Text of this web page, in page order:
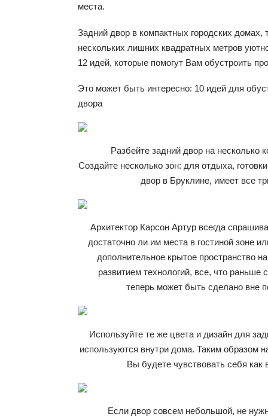
места.
Задний двор в компактных городских домах,
нескольких лишних квадратных метров
12 идей, которые помогут Вам обустроить
Это может быть интересно: 10 идей для
двора
Разбейте задний двор на несколько
Создайте несколько зон: для отдыха,
двор в Бруклине, имеет все
Архитектор Карсон Артур всегда
достаточно ли им места в гостиной зоне
дополнительное крытое пространство
развитием технологий, все, что раньше
теперь может быть сделано вне
Используйте те же цвета и дизайн для
используются внутри дома. Таким образом
Вы будете чувствовать себя как
Если двор совсем небольшой, не